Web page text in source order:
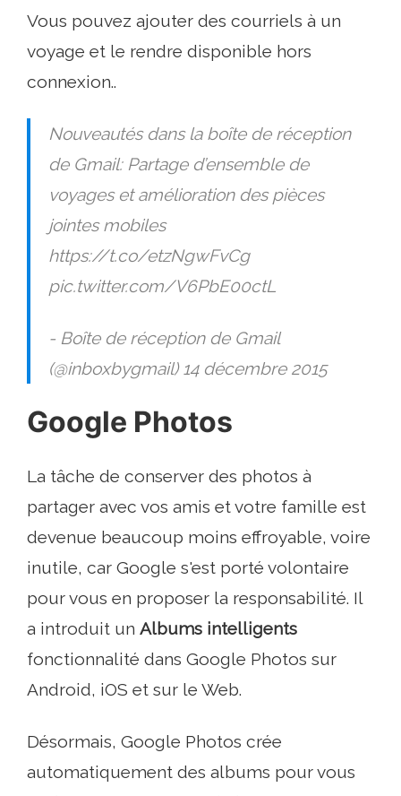
Vous pouvez ajouter des courriels à un
voyage et le rendre disponible hors
connexion..
Nouveautés dans la boîte de réception
de Gmail: Partage d’ensemble de
voyages et amélioration des pièces
jointes mobiles
https://t.co/etzNgwFvCg
pic.twitter.com/V6PbE00ctL
- Boîte de réception de Gmail
(@inboxbygmail) 14 décembre 2015
Google Photos
La tâche de conserver des photos à
partager avec vos amis et votre famille est
devenue beaucoup moins effroyable, voire
inutile, car Google s'est porté volontaire
pour vous en proposer la responsabilité. Il
a introduit un Albums intelligents
fonctionnalité dans Google Photos sur
Android, iOS et sur le Web.
Désormais, Google Photos crée
automatiquement des albums pour vous